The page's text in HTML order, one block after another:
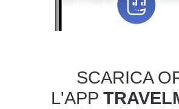
SCARICA
L'APP